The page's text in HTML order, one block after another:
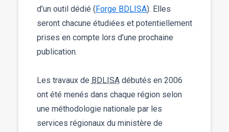
d’un outil dédié (Forge BDLISA). Elles
seront chacune étudiées et potentiellement
prises en compte lors d’une prochaine
publication.
Les travaux de BDLISA débutés en 2006
ont été menés dans chaque région selon
une méthodologie nationale par les
services régionaux du ministère de